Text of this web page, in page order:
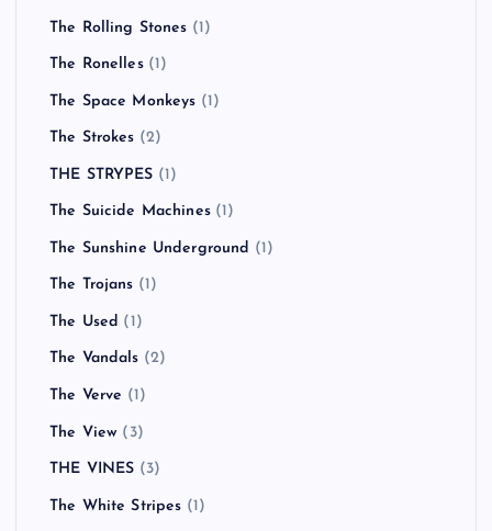
The Rolling Stones (1)
The Ronelles(1)
The Space Monkeys (1)
The Strokes (2)
THE STRYPES (1)
The Suicide Machines(1)
The Sunshine Underground (1)
The Trojans (1)
The Used (1)
The Vandals (2)
The Verve (1)
The View (3)
THE VINES (3)
The White Stripes (1)